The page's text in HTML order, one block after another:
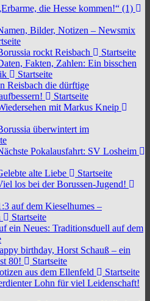
die Hesse kommen!“ (1)
Bilder, Notizen – Newsmix
rockt Reisbach
Startseite
Fakten, Zahlen: Ein bisschen
Startseite
Reisbach die dürftige
Startseite
mit Markus Kneip
überwintert im
Pokalausfahrt: SV Losheim
alte Liebe
Startseite
los bei der Borussen-Jugend!
auf dem Kieselhumes –
Startseite
ein Neues: Traditionsduell auf dem
birthday, Horst Schauß – ein
80!
Startseite
aus dem Ellenfeld
Startseite
Lohn für viel Leidenschaft!